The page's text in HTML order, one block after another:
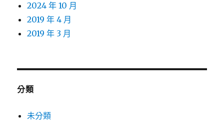
2024 年 10 月
2019 年 4 月
2019 年 3 月
分類
未分類